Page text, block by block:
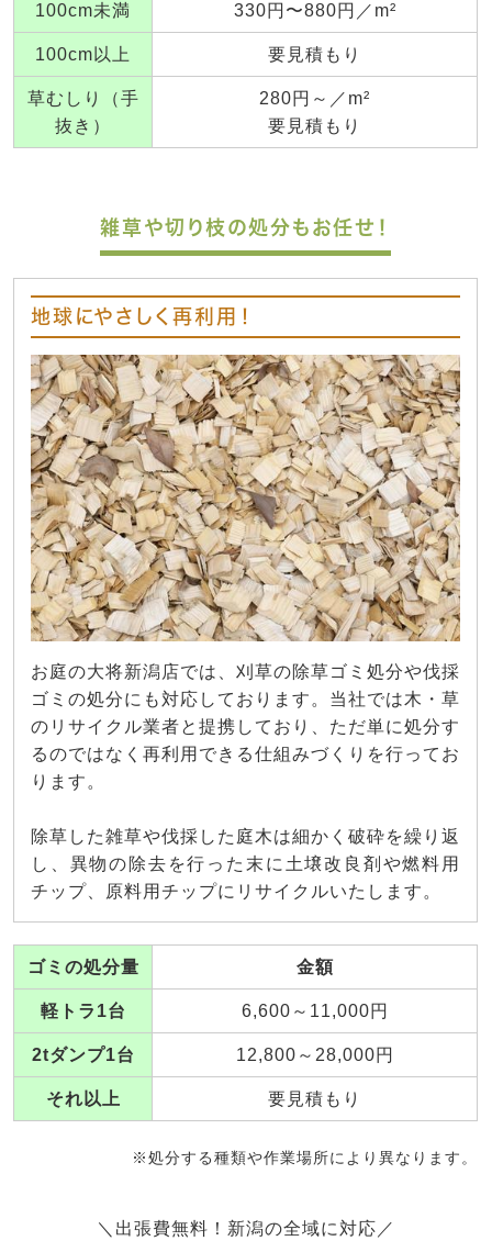
100cm未満 330円〜880円／m²
100cm以上 要見積もり
草むしり（手
抜き）
280円～／m²
要見積もり
雑草や切り枝の処分もお任せ！
地球にやさしく再利用！
お庭の大将新潟店では、刈草の除草ゴミ処分や伐採
ゴミの処分にも対応しております。当社では木・草
のリサイクル業者と提携しており、ただ単に処分す
るのではなく再利用できる仕組みづくりを行ってお
ります。
除草した雑草や伐採した庭木は細かく破砕を繰り返
し、異物の除去を行った末に土壌改良剤や燃料用
チップ、原料用チップにリサイクルいたします。
ゴミの処分量 金額
軽トラ1台 6,600～11,000円
2tダンプ1台 12,800～28,000円
それ以上 要見積もり
※処分する種類や作業場所により異なります。
＼出張費無料！新潟の全域に対応／